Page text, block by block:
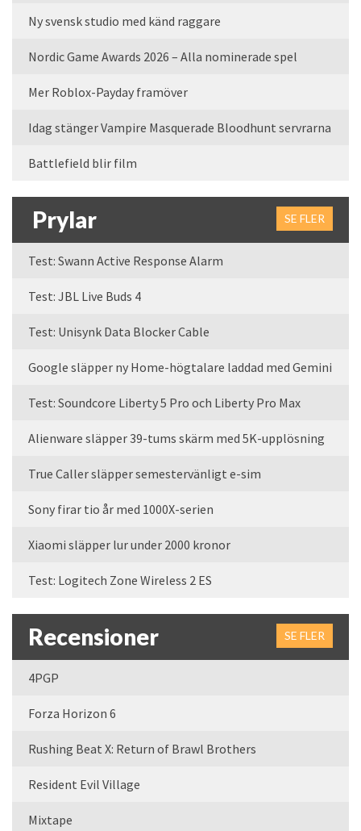
Ny svensk studio med känd raggare
Nordic Game Awards 2026 – Alla nominerade spel
Mer Roblox-Payday framöver
Idag stänger Vampire Masquerade Bloodhunt servrarna
Battlefield blir film
Prylar SE FLER
Test: Swann Active Response Alarm
Test: JBL Live Buds 4
Test: Unisynk Data Blocker Cable
Google släpper ny Home-högtalare laddad med Gemini
Test: Soundcore Liberty 5 Pro och Liberty Pro Max
Alienware släpper 39-tums skärm med 5K-upplösning
True Caller släpper semestervänligt e-sim
Sony firar tio år med 1000X-serien
Xiaomi släpper lur under 2000 kronor
Test: Logitech Zone Wireless 2 ES
Recensioner SE FLER
4PGP
Forza Horizon 6
Rushing Beat X: Return of Brawl Brothers
Resident Evil Village
Mixtape